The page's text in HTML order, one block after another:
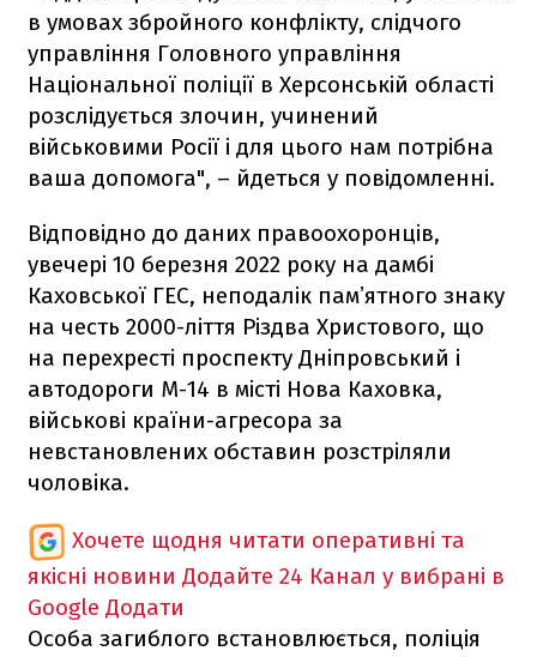
в умовах збройного конфлікту, слідчого
управління Головного управління
Національної поліції в Херсонській області
розслідується злочин, учинений
військовими Росії і для цього нам потрібна
ваша допомога", – йдеться у повідомленні.
Відповідно до даних правоохоронців,
увечері 10 березня 2022 року на дамбі
Каховської ГЕС, неподалік памʼятного знаку
на честь 2000-ліття Різдва Христового, що
на перехресті проспекту Дніпровський і
автодороги М-14 в місті Нова Каховка,
військові країни-агресора за
невстановлених обставин розстріляли
чоловіка.
Хочете щодня читати оперативні та
якісні новини Додайте 24 Канал у вибрані в
Google Додати
Особа загиблого встановлюється, поліція